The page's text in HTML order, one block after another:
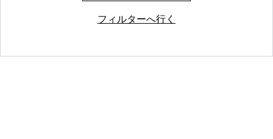
フィルターへ行く